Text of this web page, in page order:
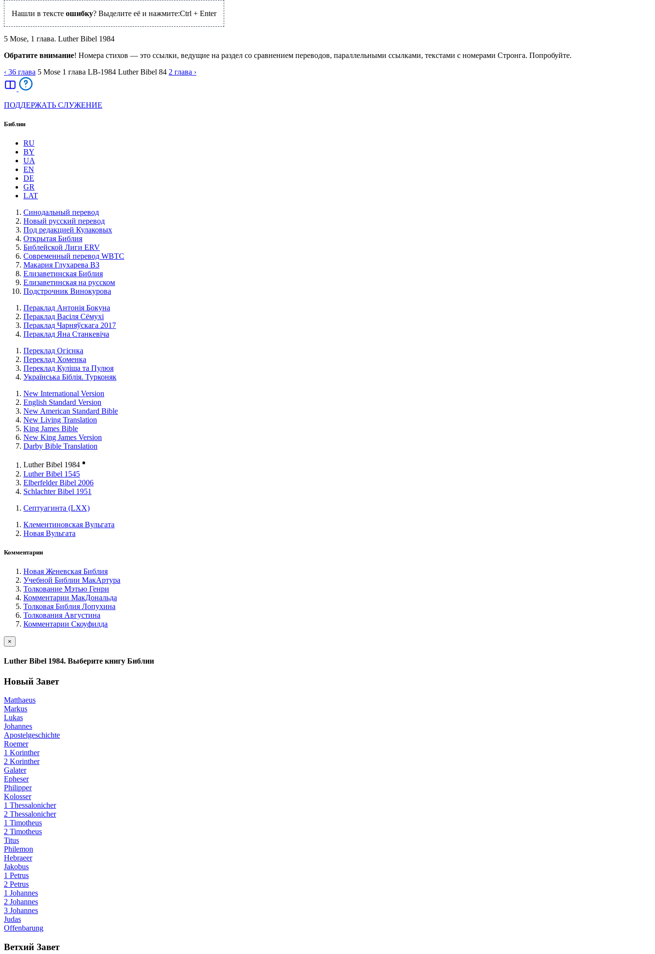
Нашли в тексте ошибку? Выделите её и нажмите:Ctrl + Enter
5 Mose, 1 глава. Luther Bibel 1984
Обратите внимание! Номера стихов — это ссылки, ведущие на раздел со сравнением переводов, параллельными ссылками, текстами с номерами Стронга. Попробуйте.
‹ 36 глава 5 Mose 1 глава LB-1984 Luther Bibel 84 2 глава ›
ПОДДЕРЖАТЬ СЛУЖЕНИЕ
Библии
RU
BY
UA
EN
DE
GR
LAT
Синодальный перевод
Новый русский перевод
Под редакцией Кулаковых
Открытая Библия
Библейской Лиги ERV
Cовременный перевод WBTC
Макария Глухарева ВЗ
Елизаветинская Библия
Елизаветинская на русском
Подстрочник Винокурова
Пераклад Антонія Бокуна
Пераклад Васіля Сёмухі
Пераклад Чарняўскага 2017
Пераклад Яна Станкевіча
Переклад Огієнка
Переклад Хоменка
Переклад Куліша та Пулюя
Українська Біблія. Турконяк
New International Version
English Standard Version
New American Standard Bible
New Living Translation
King James Bible
New King James Version
Darby Bible Translation
Luther Bibel 1984 ●
Luther Bibel 1545
Elberfelder Bibel 2006
Schlachter Bibel 1951
Септуагинта (LXX)
Клементиновская Вульгата
Новая Вульгата
Комментарии
Новая Женевская Библия
Учебной Библии МакАртура
Толкование Мэтью Генри
Комментарии МакДональда
Толковая Библия Лопухина
Толкования Августина
Комментарии Скоуфилда
×
Luther Bibel 1984. Выберите книгу Библии
Новый Завет
Matthaeus
Markus
Lukas
Johannes
Apostelgeschichte
Roemer
1 Korinther
2 Korinther
Galater
Epheser
Philipper
Kolosser
1 Thessalonicher
2 Thessalonicher
1 Timotheus
2 Timotheus
Titus
Philemon
Hebraeer
Jakobus
1 Petrus
2 Petrus
1 Johannes
2 Johannes
3 Johannes
Judas
Offenbarung
Ветхий Завет